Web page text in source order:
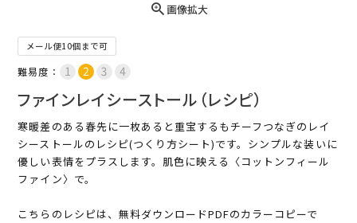
画像拡大
メール便10個まで可
難易度：
ファインレイシーストール（レシピ）
寒暖差のある春先に一枚あると重宝するもチーフつなぎのレイ
シーストールのレシピ(つくり方シート)です。シンプルな装いに
優しい表情をプラスします。肌色に映える〈コットンフィール
ファイン〉で。
こちらのレシピは、無料ダウンロードPDFのカラーコピーで